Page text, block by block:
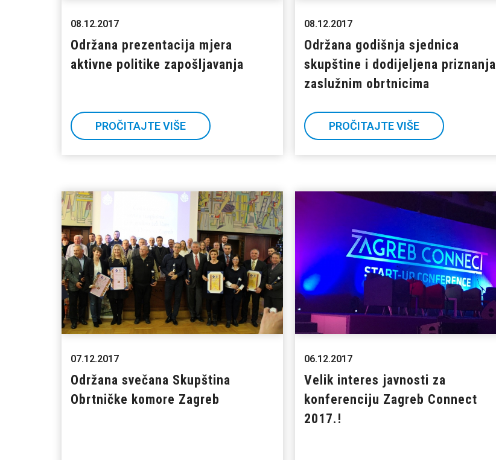
08.12.2017
Održana prezentacija mjera
aktivne politike zapošljavanja
PROČITAJTE VIŠE
08.12.2017
Održana godišnja sjednica
skupštine i dodijeljena priznanja
zaslužnim obrtnicima
PROČITAJTE VIŠE
07.12.2017
Održana svečana Skupština
Obrtničke komore Zagreb
06.12.2017
Velik interes javnosti za
konferenciju Zagreb Connect
2017.!